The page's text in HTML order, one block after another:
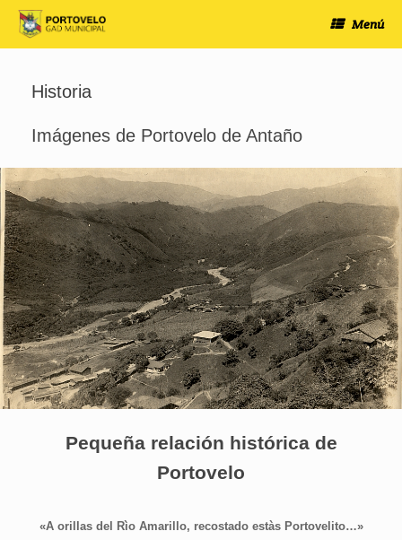
Saltar
contenido
Menú
Historia
Imágenes de Portovelo de Antaño
Pequeña relación histórica de
Portovelo
«A orillas del Rìo Amarillo, recostado estàs Portovelito…»